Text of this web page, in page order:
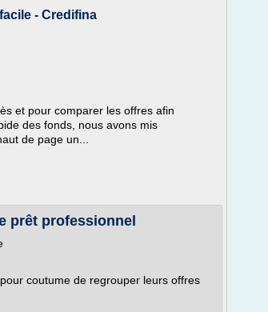
- Credifina
et pour comparer les offres afin
des fonds, nous avons mis
de page un...
prêt professionnel
coutume de regrouper leurs offres